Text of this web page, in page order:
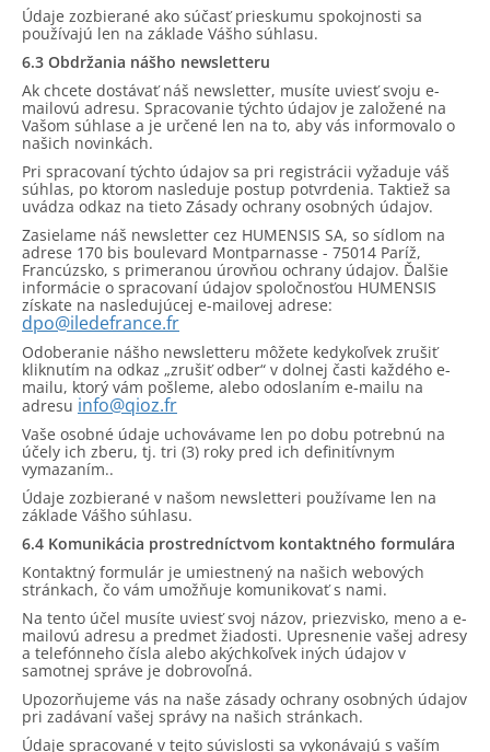
Údaje zozbierané ako súčasť prieskumu spokojnosti sa
používajú len na základe Vášho súhlasu.
6.3 Obdržania nášho newsletteru
Ak chcete dostávať náš newsletter, musíte uviesť svoju e-
mailovú adresu. Spracovanie týchto údajov je založené na
Vašom súhlase a je určené len na to, aby vás informovalo o
našich novinkách.
Pri spracovaní týchto údajov sa pri registrácii vyžaduje váš
súhlas, po ktorom nasleduje postup potvrdenia. Taktiež sa
uvádza odkaz na tieto Zásady ochrany osobných údajov.
Zasielame náš newsletter cez HUMENSIS SA, so sídlom na
adrese 170 bis boulevard Montparnasse - 75014 Paríž,
Francúzsko, s primeranou úrovňou ochrany údajov. Ďalšie
informácie o spracovaní údajov spoločnosťou HUMENSIS
získate na nasledujúcej e-mailovej adrese:
dpo@iledefrance.fr
Odoberanie nášho newsletteru môžete kedykoľvek zrušiť
kliknutím na odkaz „zrušiť odber“ v dolnej časti každého e-
mailu, ktorý vám pošleme, alebo odoslaním e-mailu na
adresu info@qioz.fr
Vaše osobné údaje uchovávame len po dobu potrebnú na
účely ich zberu, tj. tri (3) roky pred ich definitívnym
vymazaním..
Údaje zozbierané v našom newsletteri používame len na
základe Vášho súhlasu.
6.4 Komunikácia prostredníctvom kontaktného formulára
Kontaktný formulár je umiestnený na našich webových
stránkach, čo vám umožňuje komunikovať s nami.
Na tento účel musíte uviesť svoj názov, priezvisko, meno a e-
mailovú adresu a predmet žiadosti. Upresnenie vašej adresy
a telefónneho čísla alebo akýchkoľvek iných údajov v
samotnej správe je dobrovoľná.
Upozorňujeme vás na naše zásady ochrany osobných údajov
pri zadávaní vašej správy na našich stránkach.
Údaje spracované v tejto súvislosti sa vykonávajú s vaším